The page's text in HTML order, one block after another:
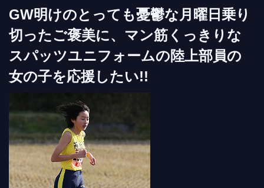
GW明けのとっても憂鬱な月曜日乗り
切ったご褒美に、マン筋くっきりな
スパッツユニフォームの陸上部員の
女の子を応援したい!!